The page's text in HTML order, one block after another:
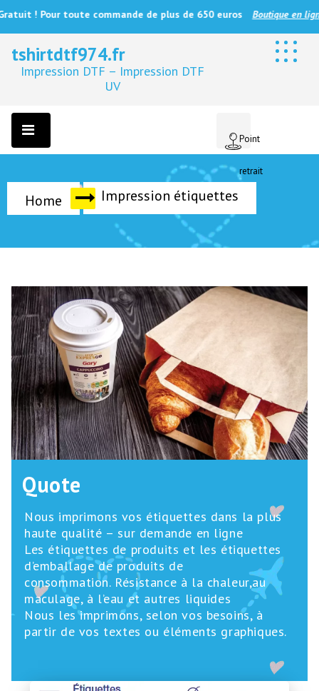
Pour toute commande de plus de 650 euros Boutique en ligne
tshirtdtf974.fr
Impression DTF – Impression DTF
UV
Point
retrait
Home Impression étiquettes
Nous imprimons vos étiquettes dans la plus
haute qualité – sur demande en ligne
Les étiquettes de produits et les étiquettes
d’emballage de produits de
consommation. Résistance à la chaleur,au
maculage, à l’eau et autres liquides
Nous les imprimons, selon vos besoins, à
partir de vos textes ou éléments graphiques.